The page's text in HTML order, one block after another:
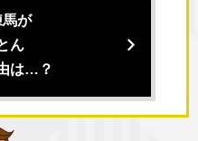
馬が
ん
は…？